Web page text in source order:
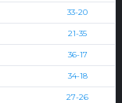
33-20
21-35
36-17
34-18
27-26